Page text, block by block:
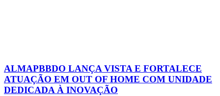
ALMAPBBDO LANÇA VISTA E FORTALECE
ATUAÇÃO EM OUT OF HOME COM UNIDADE
DEDICADA À INOVAÇÃO